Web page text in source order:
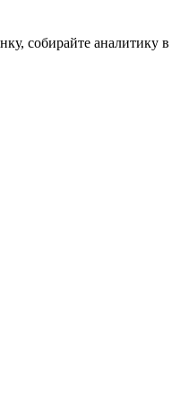
собирайте аналитику